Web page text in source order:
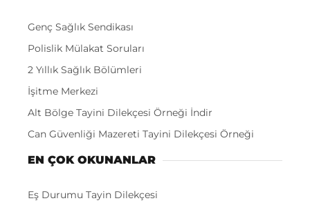
Genç Sağlık Sendikası
Polislik Mülakat Soruları
2 Yıllık Sağlık Bölümleri
İşitme Merkezi
Alt Bölge Tayini Dilekçesi Örneği İndir
Can Güvenliği Mazereti Tayini Dilekçesi Örneği
EN ÇOK OKUNANLAR
Eş Durumu Tayin Dilekçesi